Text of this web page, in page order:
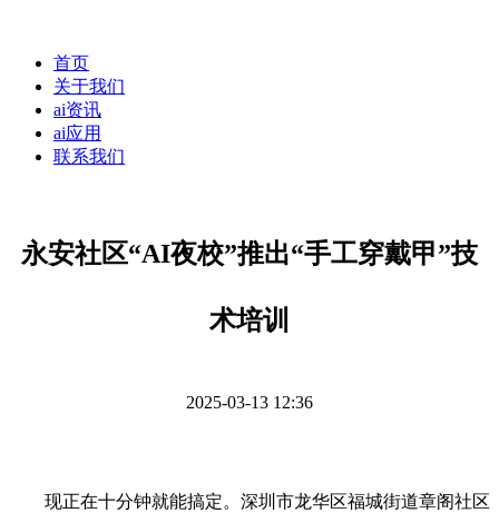
首页
关于我们
ai资讯
ai应用
联系我们
永安社区“AI夜校”推出“手工穿戴甲”技
术培训
2025-03-13 12:36
现正在十分钟就能搞定。深圳市龙华区福城街道章阁社区